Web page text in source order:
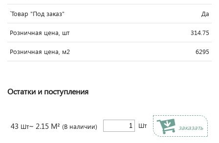
`Товар "Под заказ" Да
Розничная цена, шт 314.75
Розничная цена, м2 6295
Остатки и поступления
43 Шт~ 2.15 М² (В наличии) Шт заказать